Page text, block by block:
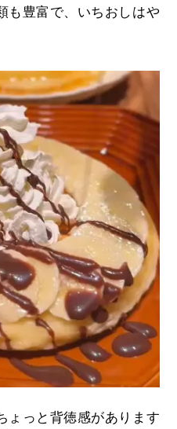
も豊富で、いちおしはや
ょっと背徳感があります